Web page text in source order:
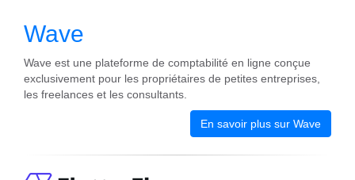
Wave
Wave est une plateforme de comptabilité en ligne conçue
exclusivement pour les propriétaires de petites entreprises,
les freelances et les consultants.
En savoir plus sur Wave